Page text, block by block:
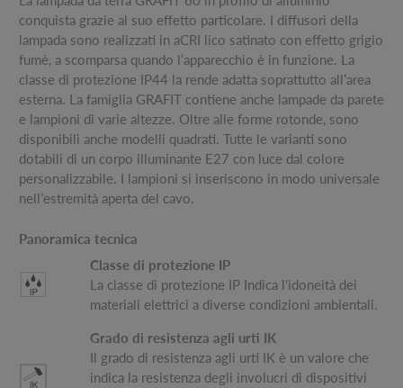
conquista grazie al suo effetto particolare. I diffusori della
lampada sono realizzati in aCRI lico satinato con effetto grigio
fumè, a scomparsa quando l’apparecchio è in funzione. La
classe di protezione IP44 la rende adatta soprattutto all’area
esterna. La famiglia GRAFIT contiene anche lampade da parete
e lampioni di varie altezze. Oltre alle forme rotonde, sono
disponibili anche modelli quadrati. Tutte le varianti sono
dotabili di un corpo illuminante E27 con luce dal colore
personalizzabile. I lampioni si inseriscono in modo universale
nell’estremità aperta del cavo.
Panoramica tecnica
Classe di protezione IP
La classe di protezione IP Indica l'idoneità dei
materiali elettrici a diverse condizioni ambientali.
Grado di resistenza agli urti IK
Il grado di resistenza agli urti IK è un valore che
indica la resistenza degli involucri di dispositivi